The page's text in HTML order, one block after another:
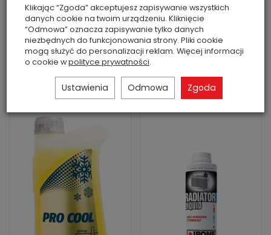
Jest
Stan: nowa część
zamienna ...
63,00 zł
Do koszyka
Stan: nowa część
zamienna
33,00 zł
Do koszyka
Klikając “Zgoda” akceptujesz zapisywanie wszystkich
danych cookie na twoim urządzeniu. Kliknięcie
“Odmowa” oznacza zapisywanie tylko danych
niezbędnych do funkcjonowania strony. Pliki cookie
mogą służyć do personalizacji reklam. Więcej informacji
o cookie wpolityce prywatności.
Ustawienia Odmowa Zgoda